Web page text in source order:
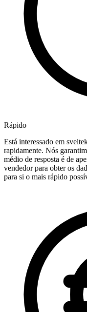
Rápido
Está interessado em
rapidamente. Nós
médio de resposta é de
vendedor para obter os
para si o mais rápido